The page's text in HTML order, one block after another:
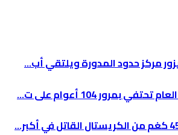
مركز حدود المدورة ويلتقي أب...
بمرور 104 أعوام على ت...